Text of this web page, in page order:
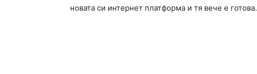
новата си интернет платформа и тя вече е готова.